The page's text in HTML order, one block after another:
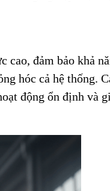
cao, đảm bảo khả
hóc cả hệ thống.
động ổn định và